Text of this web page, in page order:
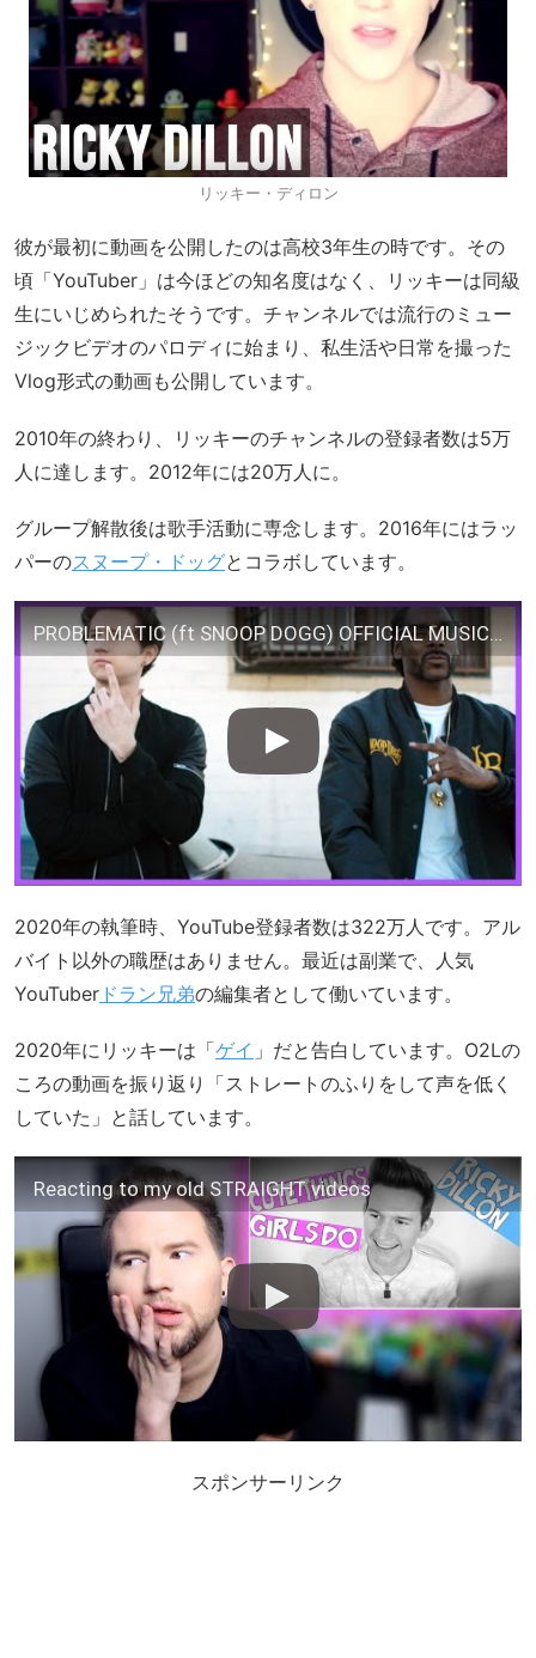
リッキー・ディロン
彼が最初に動画を公開したのは高校3年生の時です。その
頃「YouTuber」は今ほどの知名度はなく、リッキーは同級
生にいじめられたそうです。チャンネルでは流行のミュー
ジックビデオのパロディに始まり、私生活や日常を撮った
Vlog形式の動画も公開しています。
2010年の終わり、リッキーのチャンネルの登録者数は5万
人に達します。2012年には20万人に。
グループ解散後は歌手活動に専念します。2016年にはラッ
パーのスヌープ・ドッグとコラボしています。
PROBLEMATIC (ft SNOOP DOGG) OFFICIAL MUSIC VIDEO – RICKY DILLON
2020年の執筆時、YouTube登録者数は322万人です。アル
バイト以外の職歴はありません。最近は副業で、人気
YouTuber ドラン兄弟の編集者として働いています。
2020年にリッキーは「ゲイ 」だと告白しています。O2Lの
ころの動画を振り返り「ストレートのふりをして声を低く
していた」と話しています。
Reacting to my old STRAIGHT videos
スポンサーリンク